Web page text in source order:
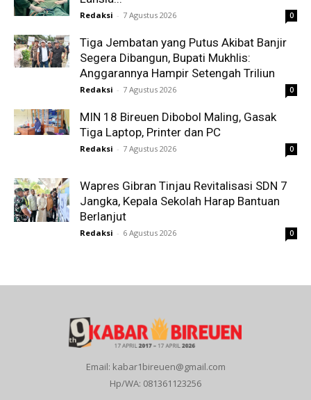
Redaksi - 7 Agustus 2026 0
Tiga Jembatan yang Putus Akibat Banjir
Segera Dibangun, Bupati Mukhlis:
Anggarannya Hampir Setengah Triliun
Redaksi - 7 Agustus 2026 0
MIN 18 Bireuen Dibobol Maling, Gasak
Tiga Laptop, Printer dan PC
Redaksi - 7 Agustus 2026 0
Wapres Gibran Tinjau Revitalisasi SDN 7
Jangka, Kepala Sekolah Harap Bantuan
Berlanjut
Redaksi - 6 Agustus 2026 0
Email: kabar1bireuen@gmail.com
Hp/WA: 081361123256